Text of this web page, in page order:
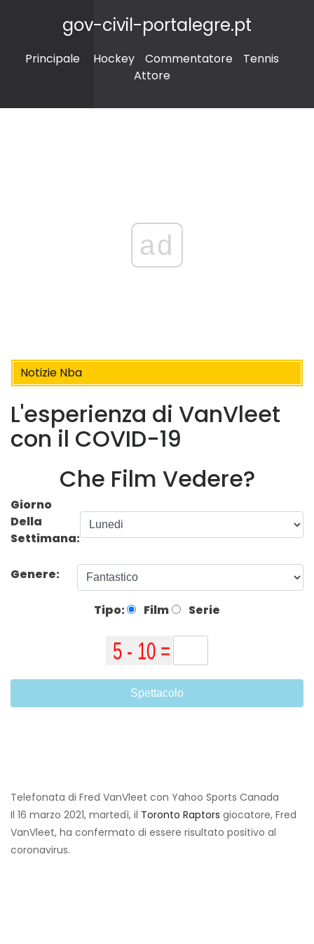
gov-civil-portalegre.pt
Principale Hockey Commentatore
Tennis
Attore
ad
Notizie Nba
L'esperienza di VanVleet
con il COVID-19
Che Film Vedere?
Giorno
Della
Settimana:
Genere:
Tipo: Film Serie
Spettacolo
Telefonata di Fred VanVleet con Yahoo Sports Canada
Il 16 marzo 2021, martedì, il Toronto Raptors giocatore, Fred
VanVleet, ha confermato di essere risultato positivo al
coronavirus.